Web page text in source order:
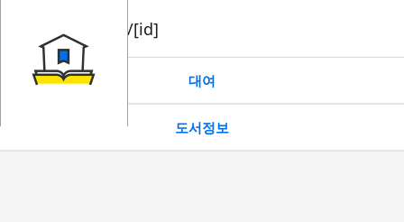
book/rent/[id]
대여
도서정보